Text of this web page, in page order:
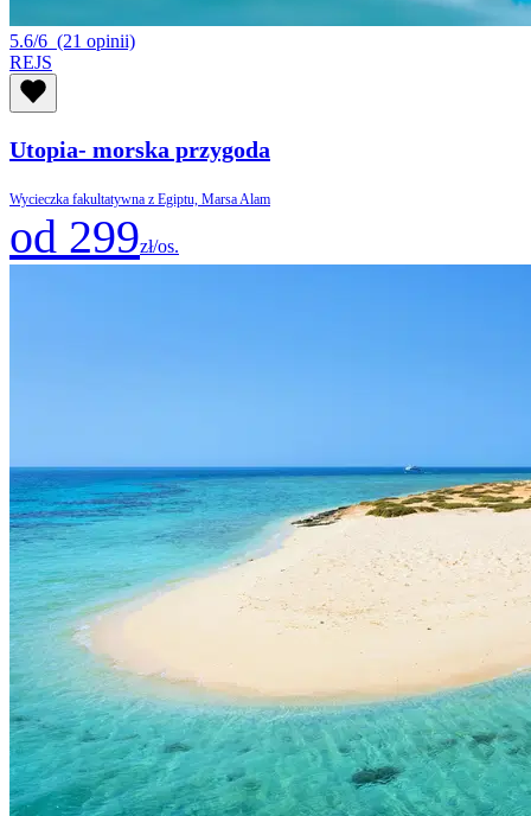
5.6/6 (21 opinii)
REJS
Utopia- morska przygoda
Wycieczka fakultatywna z Egiptu, Marsa Alam
od 299zł/os.